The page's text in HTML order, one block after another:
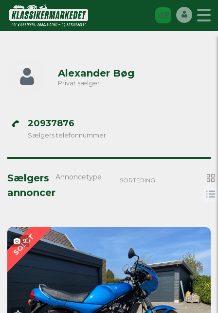
Alexander Bøg
Privat sælger
20937876
Sælgers telefonnummer
Sælgers
annoncer
Annoncetype SORTERING:
9
SOLGT